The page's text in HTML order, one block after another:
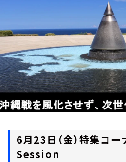
6月23日（金）特集コ
Session